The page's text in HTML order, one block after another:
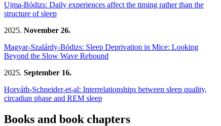
Ujma-Bódizs: Daily experiences affect the timing rather than the
structure of sleep
2025. November 26.
Magyar-Szalárdy-Bódizs: Sleep Deprivation in Mice: Looking
Beyond the Slow Wave Rebound
2025. September 16.
Horváth-Schneider-et-al: Interrelationships between sleep quality,
circadian phase and REM sleep
Books and book chapters